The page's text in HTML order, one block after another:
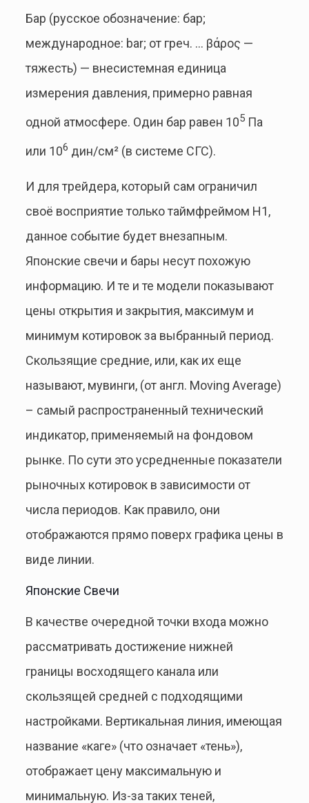
Бар (русское обозначение: бар;
международное: bar; от греч. … βάρος —
тяжесть) — внесистемная единица
измерения давления, примерно равная
одной атмосфере. Один бар равен 105Па
или 106 дин/см² (в системе СГС).
И для трейдера, который сам ограничил
своё восприятие только таймфреймом Н1,
данное событие будет внезапным.
Японские свечи и бары несут похожую
информацию. И те и те модели показывают
цены открытия и закрытия, максимум и
минимум котировок за выбранный период.
Скользящие средние, или, как их еще
называют, мувинги, (от англ. Moving Average)
– самый распространенный технический
индикатор, применяемый на фондовом
рынке. По сути это усредненные показатели
рыночных котировок в зависимости от
числа периодов. Как правило, они
отображаются прямо поверх графика цены в
виде линии.
Японские Свечи
В качестве очередной точки входа можно
рассматривать достижение нижней
границы восходящего канала или
скользящей средней с подходящими
настройками. Вертикальная линия, имеющая
название «каге» (что означает «тень»),
отображает цену максимальную и
минимальную. Из-за таких теней,